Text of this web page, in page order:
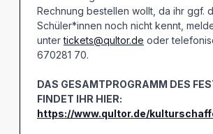
Rechnung bestellen wollt, da ihr ggf.
Schüler*innen noch nicht kennt,
untertickets@qultor.de oder
670281 70.
DAS GESAMTPROGRAMM DES
FINDET IHR HIER:
https://www.qultor.de/